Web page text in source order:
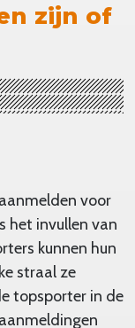
zijn of
voor
het invullen van
kunnen hun
straal ze
topsporter in de